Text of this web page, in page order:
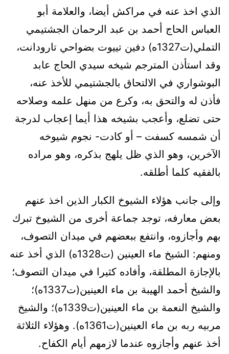
الذي اخذ عنه في مراكش أيضا، والعلامة أبو
العباس الحاج أحمد بن عبد الرحمان الجشتيمي
التملي(ت1327ه) دفين تييوت بضواحي تارودانت،
وقد استأذن المترجم شيخه سيدي الحاج عابد
البوشواري في الالتحاق بالجشتيمي للأخذ عنه،
فأذن له والتحق به، وكرع من منهل علمه وصلاحه
حتى تضلع، وأعجب بشيخه هذا أيما إعجاب لدرجة
أن شمسه كسفت – أو كادت- نجوم شيوخه
الآخرين، وهو الذي ظل يلهج بذكره، وهو مراده
بالفقيه كلما أطلقه.
وإلى جانب هؤلاء الشيوخ الكبار الذين اخذ عنهم
بعض معارفه، توجد جماعة أخرى من الشيوخ تبرك
بهم وأجازوه، وانتفع ببعضهم في ميدان التصوف،
ومنهم: الشيخ ماء العينين (ت1328ه) الذي أخذ عنه
بالإجازة المطلقة، وأفاده كثيرا في ميدان التصوف؛
والشيخ أحمد الهيبة بن ماء العينين(ت1337ه)؛
والشيخ النعمة بن ماء العينين(ت1339ه)؛ والشيخ
مربيه ربه بن ماء العينين(ت1361ه). وهؤلاء الثلاثة
أخذ عنهم وأجازوه عندما لازمهم أيام الكفاح.